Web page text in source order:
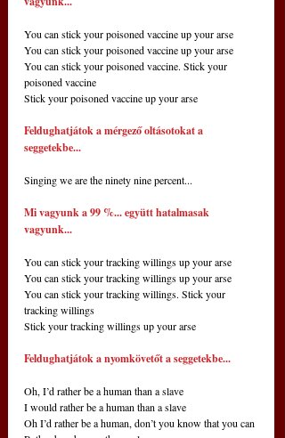
You can stick your poisoned vaccine up your arse
You can stick your poisoned vaccine up your arse
You can stick your poisoned vaccine. Stick your
poisoned vaccine
Stick your poisoned vaccine up your arse
Feldughatjátok a mérgező oltásotokat a
seggetekbe...
Singing we are the ninety nine percent...
Mi vagyunk a 99 %... együtt hatalmasak
vagyunk...
You can stick your tracking willings up your arse
You can stick your tracking willings up your arse
You can stick your tracking willings. Stick your
tracking willings
Stick your tracking willings up your arse
Feldughatjátok a nyomkövetőt a seggetekbe...
Oh, I’d rather be a human than a slave
I would rather be a human than a slave
Oh I’d rather be a human, don’t you know that you can